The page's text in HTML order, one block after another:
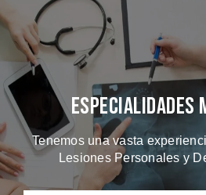
Especialidades
Tenemos una vasta
Lesiones Personales y